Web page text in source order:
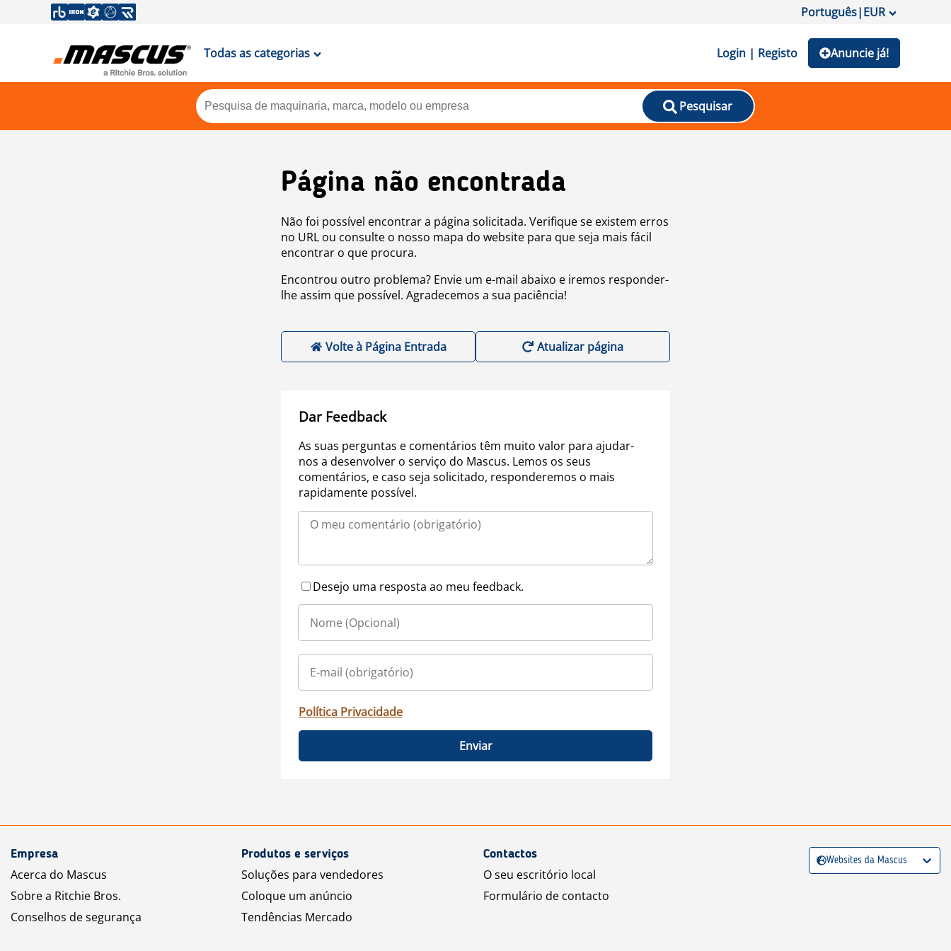
Português|EUR
Todas as categorias Login | Registo Anuncie já!
Pesquisar
Página não encontrada
Não foi possível encontrar a página solicitada. Verifique se existem erros
no URL ou consulte o nosso mapa do website para que seja mais fácil
encontrar o que procura.
Encontrou outro problema? Envie um e-mail abaixo e iremos responder-
lhe assim que possível. Agradecemos a sua paciência!
Volte à Página Entrada Atualizar página
Dar Feedback
As suas perguntas e comentários têm muito valor para ajudar-
nos a desenvolver o serviço do Mascus. Lemos os seus
comentários, e caso seja solicitado, responderemos o mais
rapidamente possível.
Desejo uma resposta ao meu feedback.
Política Privacidade
Enviar
Empresa
Acerca do Mascus
Sobre a Ritchie Bros.
Conselhos de segurança
Produtos e serviços
Soluções para vendedores
Coloque um anúncio
Tendências Mercado
Contactos
O seu escritório local
Formulário de contacto
Websites da Mascus